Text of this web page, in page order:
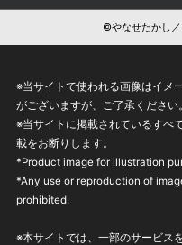
©やなせたかし
※当サイトで使われる画像はイメ
がございますが、ご了承ください。
※当サイトに掲載されているすべ
載をお断りします。
*Product image for illustration
*Any use or reproduction of
prohibited.
※本サイトでは、一部のサービス